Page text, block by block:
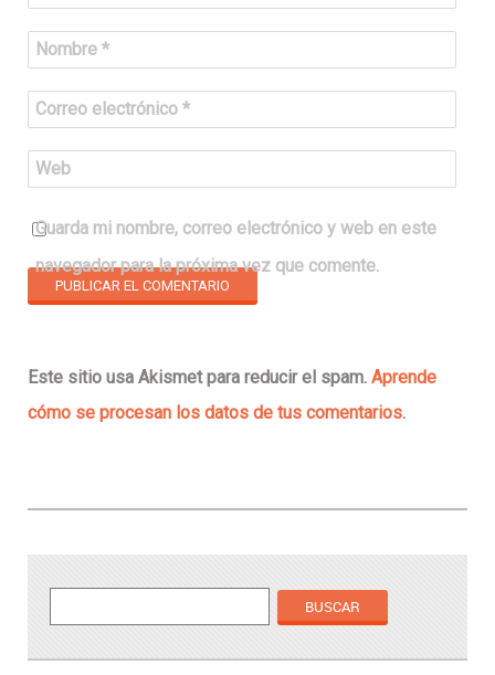
Nombre *
Correo electrónico *
Web
Guarda mi nombre, correo electrónico y web en este
navegador para la próxima vez que comente.
Este sitio usa Akismet para reducir el spam. Aprende
cómo se procesan los datos de tus comentarios.